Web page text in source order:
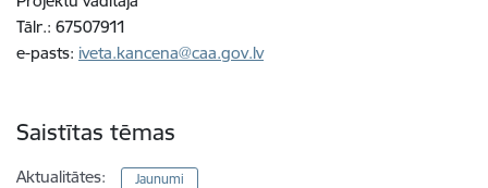
Tālr.: 67507911
e-pasts: iveta.kancena@caa.gov.lv
Saistītas tēmas
Aktualitātes: Jaunumi